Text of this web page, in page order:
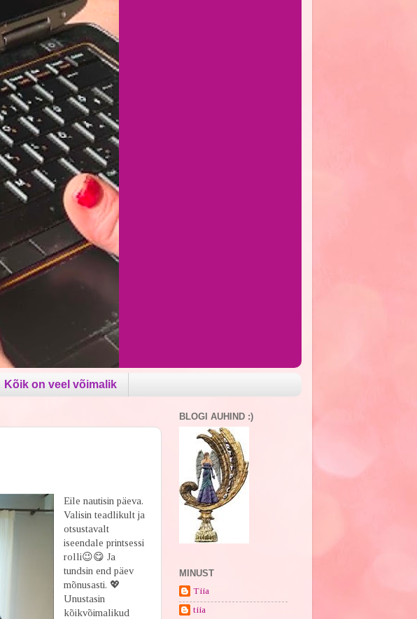
Kõik on veel võimalik
Eile nautisin päeva.
Valisin teadlikult ja
otsustavalt
iseendale printsessi
rolli😉😋 Ja
tundsin end päev
mõnusasti. 💖
Unustasin
kõikvõimalikud
BLOGI AUHIND :)
MINUST
Tiia
tiia